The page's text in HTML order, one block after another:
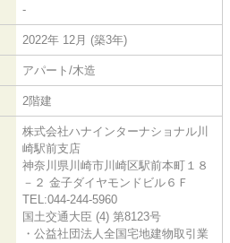
-
2022年 12月 (築3年)
アパート/木造
2階建
株式会社ハナインターナショナル川
崎駅前支店
神奈川県川崎市川崎区駅前本町１８
－２ 金子ダイヤモンドビル６Ｆ
TEL:044-244-5960
国土交通大臣 (4) 第8123号
・公益社団法人全国宅地建物取引業